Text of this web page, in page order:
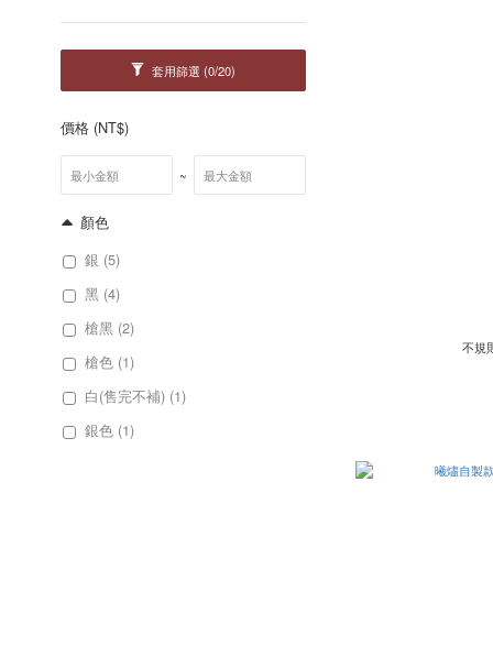
套用篩選 (0/20)
價格 (NT$)
~
顏色
銀 (5)
黑 (4)
槍黑 (2)
槍色 (1)
白(售完不補) (1)
銀色 (1)
不規